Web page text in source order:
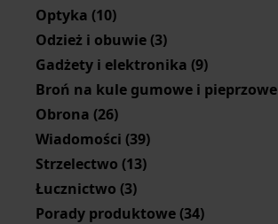
Optyka (10)
Odzież i obuwie (3)
Gadżety i elektronika (9)
Broń na kule gumowe i pieprzowe
Obrona (26)
Wiadomości (39)
Strzelectwo (13)
Łucznictwo (3)
Porady produktowe (34)